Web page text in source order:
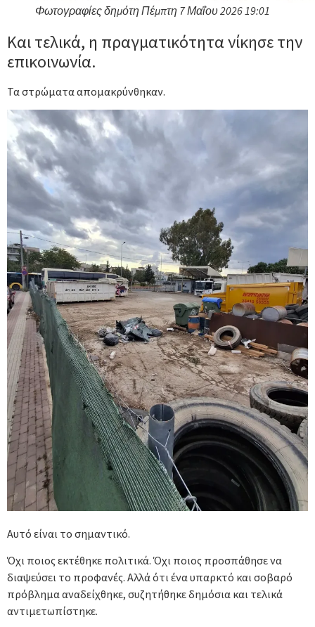
Φωτογραφίες δημότη Πέμπτη 7 Μαΐου 2026 19:01
Και τελικά, η πραγματικότητα νίκησε την
επικοινωνία.
Τα στρώματα απομακρύνθηκαν.
Αυτό είναι το σημαντικό.
Όχι ποιος εκτέθηκε πολιτικά. Όχι ποιος προσπάθησε να
διαψεύσει το προφανές. Αλλά ότι ένα υπαρκτό και σοβαρό
πρόβλημα αναδείχθηκε, συζητήθηκε δημόσια και τελικά
αντιμετωπίστηκε.